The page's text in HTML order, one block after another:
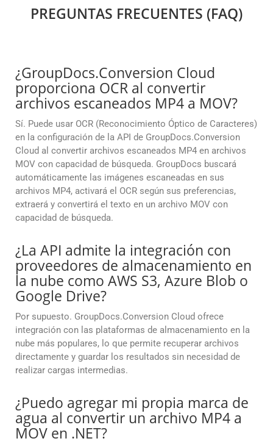
PREGUNTAS FRECUENTES (FAQ)
¿GroupDocs.Conversion Cloud
proporciona OCR al convertir
archivos escaneados MP4 a MOV?
Sí. Puede usar OCR (Reconocimiento Óptico de Caracteres)
en la configuración de la API de GroupDocs.Conversion
Cloud al convertir archivos escaneados MP4 en archivos
MOV con capacidad de búsqueda. GroupDocs buscará
automáticamente las imágenes escaneadas en sus
archivos MP4, activará el OCR según sus preferencias,
extraerá y convertirá el texto en un archivo MOV con
capacidad de búsqueda.
¿La API admite la integración con
proveedores de almacenamiento en
la nube como AWS S3, Azure Blob o
Google Drive?
Por supuesto. GroupDocs.Conversion Cloud ofrece
integración con las plataformas de almacenamiento en la
nube más populares, lo que permite recuperar archivos
directamente y guardar los resultados sin necesidad de
realizar cargas intermedias.
¿Puedo agregar mi propia marca de
agua al convertir un archivo MP4 a
MOV en .NET?